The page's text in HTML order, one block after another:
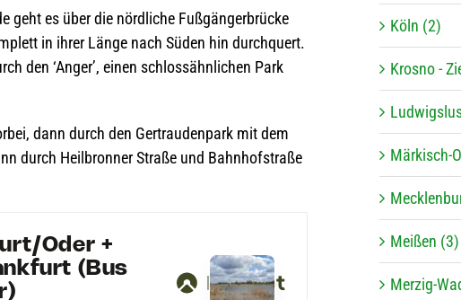
geht es über die nörd­li­che Fuß­gän­ger­brü­cke
in ihrer Länge nach Süden hin durch­quert.
den ‘Anger’, einen schloss­ähn­li­chen Park
dann durch den Ger­trau­den­park mit dem
durch Heil­bron­ner Straße und Bahn­hof­straße
Köln (2)
Krosno -
Märkisch-
Meißen (3)
Merzig-